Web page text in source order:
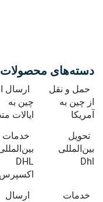
دسته‌های
حمل و نقل
از چین به
آمریکا
ارسال
چین به
ایالات
تحویل
بین‌المللی
Dhl
خدمات
DHL
اکسپرس
خدمات
ارسال